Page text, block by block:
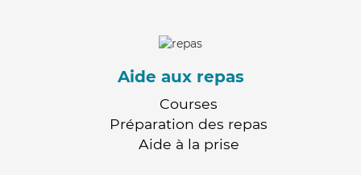
Aide aux repas
Courses
Préparation des repas
Aide à la prise